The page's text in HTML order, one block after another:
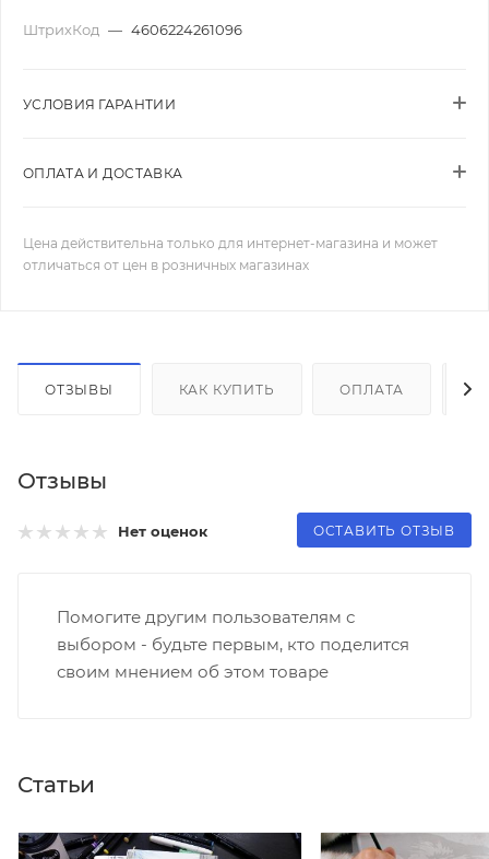
ШтрихКод — 4606224261096
УСЛОВИЯ ГАРАНТИИ
ОПЛАТА И ДОСТАВКА
Цена действительна только для интернет-магазина и может
отличаться от цен в розничных магазинах
ОТЗЫВЫ КАК КУПИТЬ ОПЛАТА
Отзывы
Нет оценок ОСТАВИТЬ ОТЗЫВ
Помогите другим пользователям с
выбором - будьте первым, кто поделится
своим мнением об этом товаре
Статьи